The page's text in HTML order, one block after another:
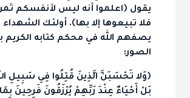
يقول ﴿اعلموا أنه ليس لأنفسكم ثمن
فلا تبيعوها إلا بها﴾. أولئك الشهداء
يصفهم الله في محكم كتابه الكريم
الصور:
﴿وَلا تَحْسَبَنَّ الَّذِينَ قُتِلُوا فِي سَبِيلِ
بَلْ أَحْيَاءٌ عِنْدَ رَبِّهِمْ يُرْزَقُونَ فَرِحِينَ بِمَا